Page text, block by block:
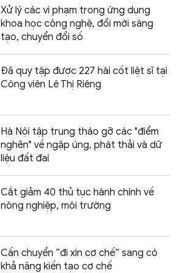
Xử lý các vi phạm trong ứng dụng
khoa học công nghệ, đổi mới sáng
tạo, chuyển đổi số
Đã quy tập được 227 hài cốt liệt sĩ tại
Công viên Lê Thị Riêng
Hà Nội tập trung tháo gỡ các "điểm
nghẽn" về ngập úng, phát thải và dữ
liệu đất đai
Cắt giảm 40 thủ tục hành chính về
nông nghiệp, môi trường
Cần chuyển “đi xin cơ chế” sang có
khả năng kiến tạo cơ chế